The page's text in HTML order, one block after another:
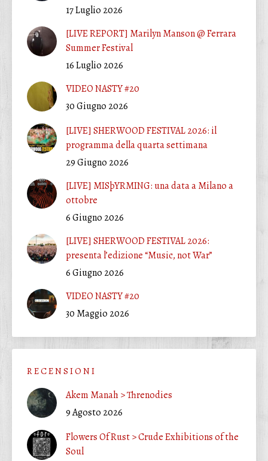
17 Luglio 2026
[LIVE REPORT] Marilyn Manson @ Ferrara
Summer Festival
16 Luglio 2026
VIDEO NASTY #20
30 Giugno 2026
[LIVE] SHERWOOD FESTIVAL 2026: il
programma della quarta settimana
29 Giugno 2026
[LIVE] MISþYRMING: una data a Milano a
ottobre
6 Giugno 2026
[LIVE] SHERWOOD FESTIVAL 2026:
presenta l’edizione “Music, not War”
6 Giugno 2026
VIDEO NASTY #20
30 Maggio 2026
R E C E N S I O N I
Akem Manah > Threnodies
9 Agosto 2026
Flowers Of Rust > Crude Exhibitions of the
Soul